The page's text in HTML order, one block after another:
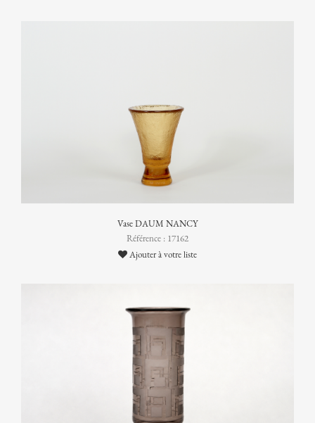
Vase DAUM NANCY
Référence : 17162
Ajouter à votre liste